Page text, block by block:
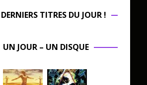
DERNIERS TITRES DU JOUR !
UN JOUR – UN DISQUE